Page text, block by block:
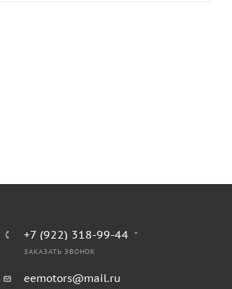
+7 (922) 318-99-44
ЗАКАЗАТЬ ЗВОНОК
eemotors@mail.ru